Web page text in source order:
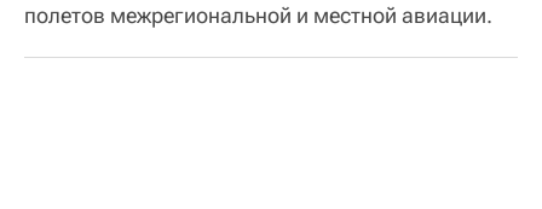
полетов межрегиональной и местной авиации.